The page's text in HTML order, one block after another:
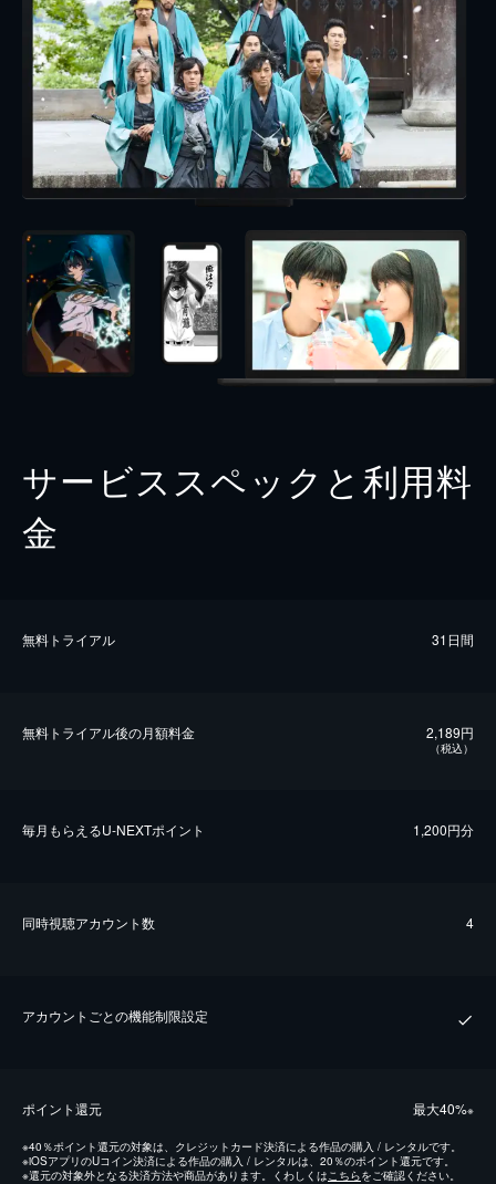
サービススペックと利用料
金
無料トライアル 31日間
無料トライアル後の⽉額料金 2,189円
（税込）
毎⽉もらえるU-NEXTポイント 1,200円分
同時視聴アカウント数 4
アカウントごとの機能制限設定
ポイント還元 最⼤40%※
※40％ポイント還元の対象は、クレジットカード決済による作品の購入 / レンタルです。
※iOSアプリのUコイン決済による作品の購入 / レンタルは、20％のポイント還元です。
※還元の対象外となる決済方法や商品があります。くわしくはこちらをご確認ください。